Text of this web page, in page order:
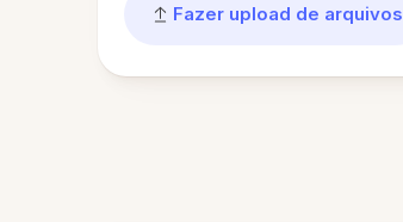
Fazer upload de arquivos